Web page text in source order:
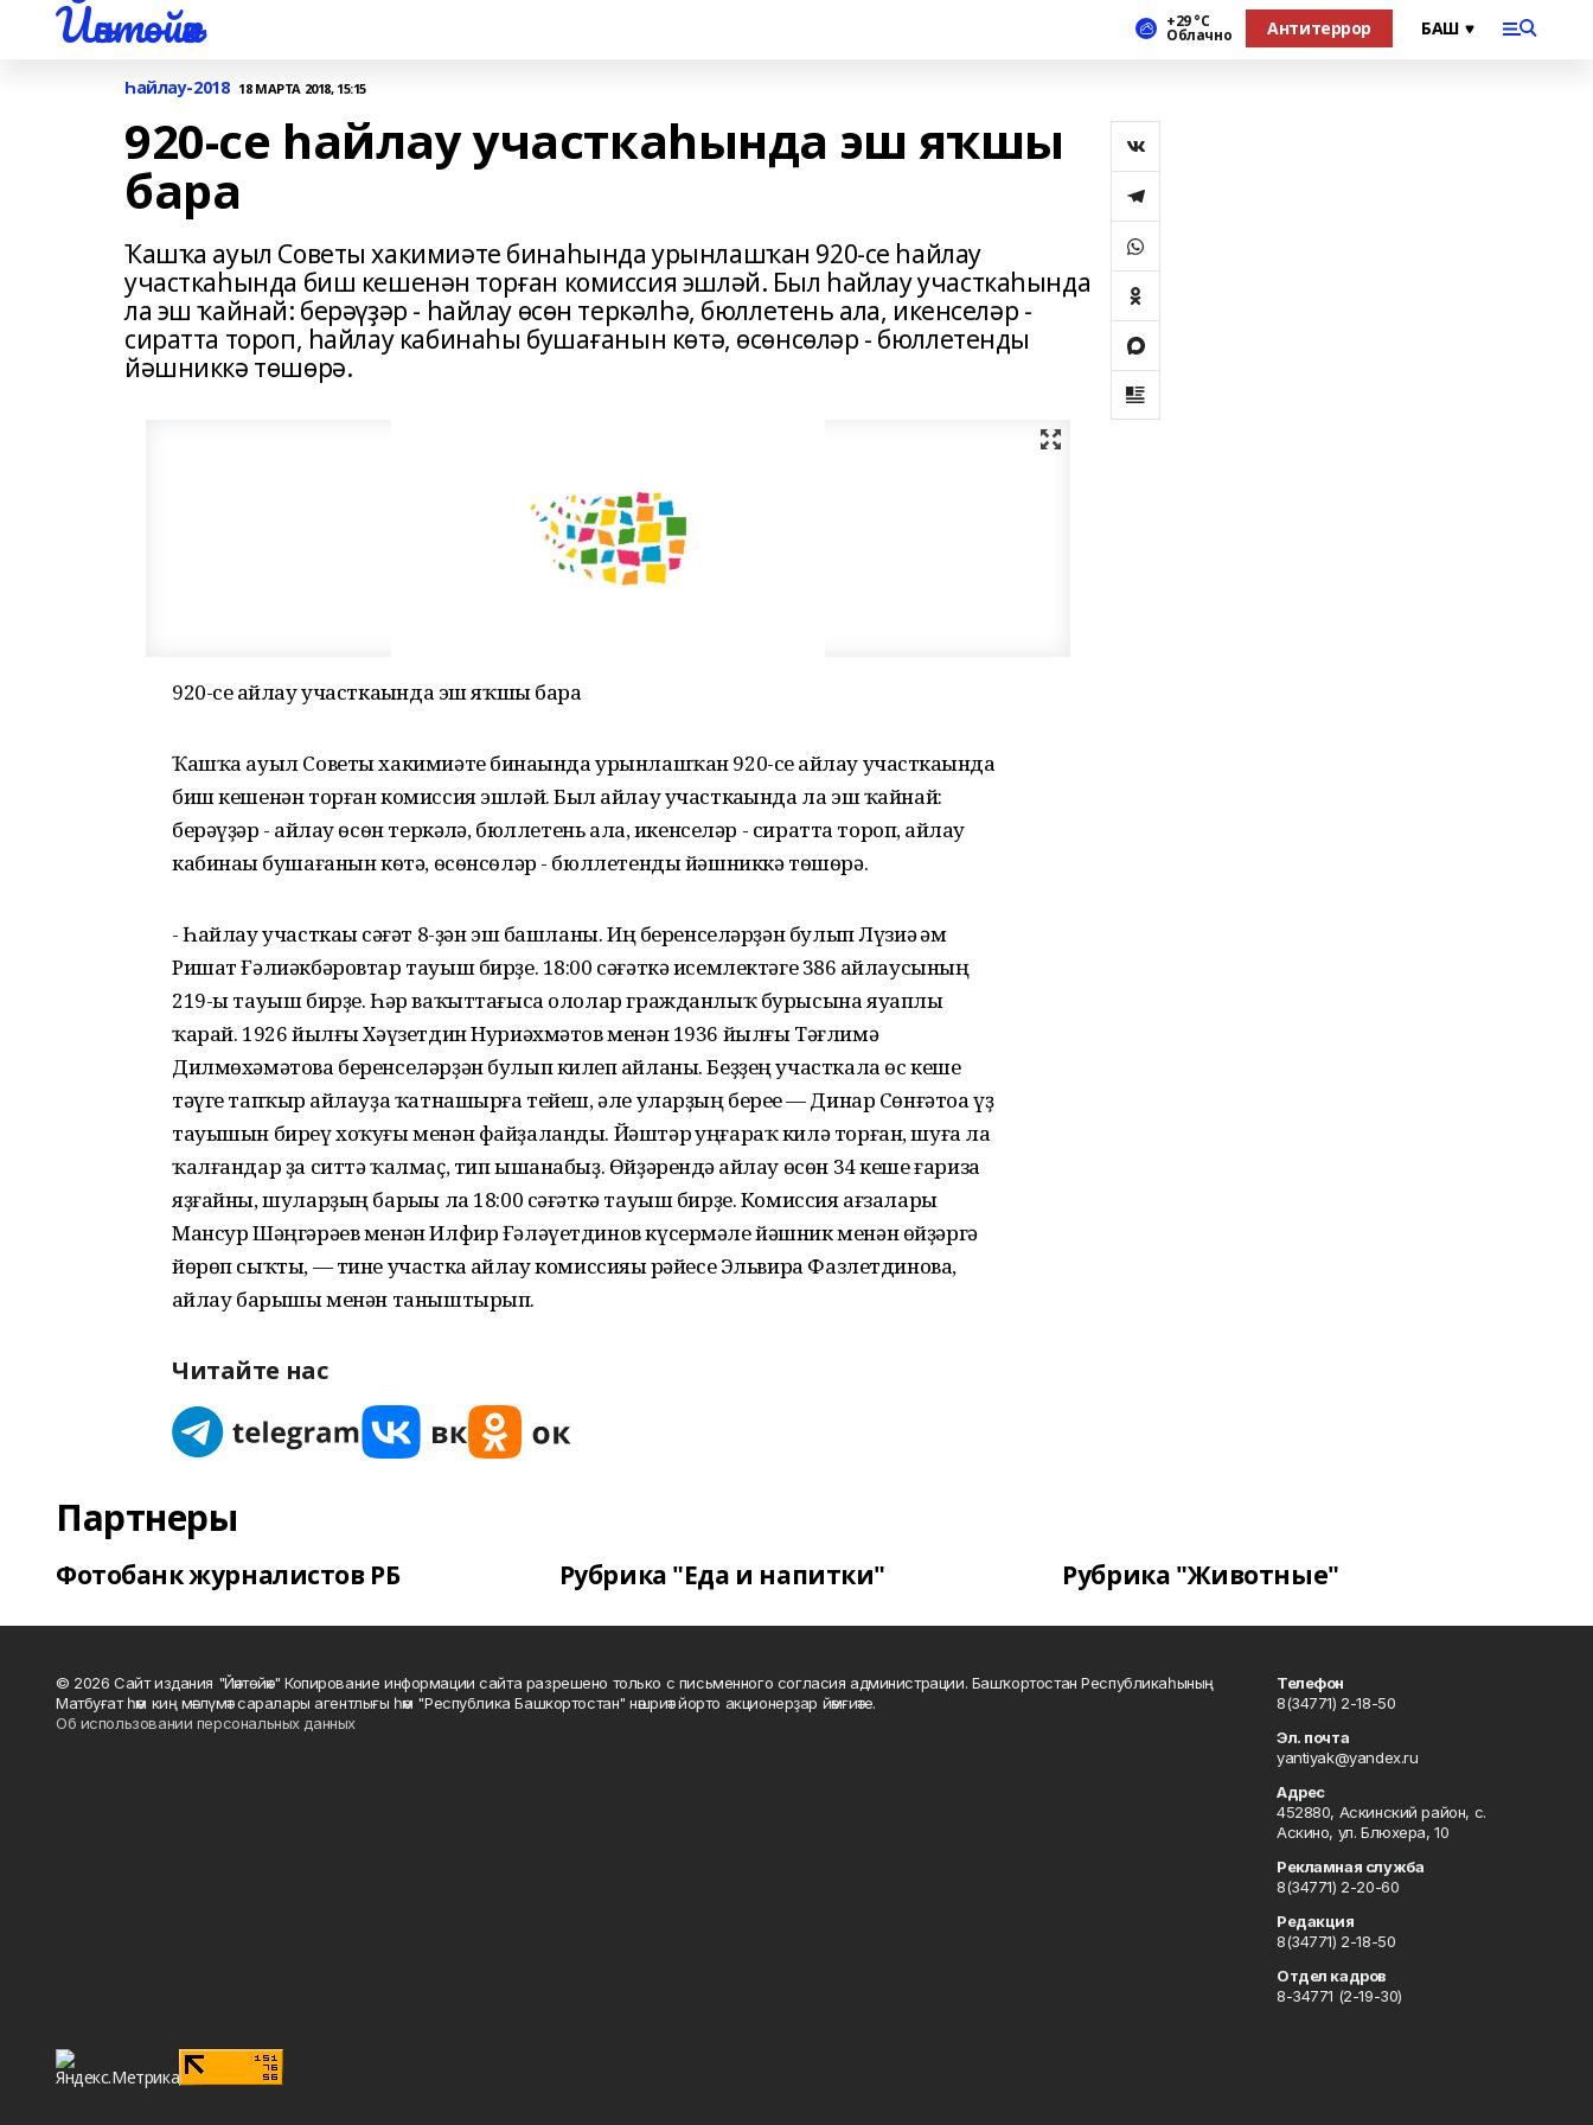
Йәнтөйәк +29 °С
Облачно Антитеррор
Һайлау-2018 18 МАРТА 2018, 15:15
920-се һайлау участкаһында эш яҡшы
бара
Ҡашҡа ауыл Советы хакимиәте бинаһында урынлашҡан 920-се һайлау
участкаһында биш кешенән торған комиссия эшләй. Был һайлау участкаһында
ла эш ҡайнай: берәүҙәр - һайлау ѳсѳн теркәлһә, бюллетень ала, икенселәр -
сиратта тороп, һайлау кабинаһы бушағанын кѳтә, ѳсѳнсѳләр - бюллетенды
йәшниккә тѳшѳрә.
920-се һайлау участкаһында эш яҡшы бара
Ҡашҡа ауыл Советы хакимиәте бинаһында урынлашҡан 920-се һайлау участкаһында
биш кешенән торған комиссия эшләй. Был һайлау участкаһында ла эш ҡайнай:
берәүҙәр - һайлау ѳсѳн теркәлһә, бюллетень ала, икенселәр - сиратта тороп, һайлау
кабинаһы бушағанын кѳтә, ѳсѳнсѳләр - бюллетенды йәшниккә тѳшѳрә.
- Һайлау участкаһы сәғәт 8-ҙән эш башланы. Иң беренселәрҙән булып Лүзиә һәм
Ришат Ғәлиәкбәровтар тауыш бирҙе. 18:00 сәғәткә исемлектәге 386 һайлаусының
219-ы тауыш бирҙе. Һәр ваҡыттағыса ололар гражданлыҡ бурысына яуаплы
ҡарай. 1926 йылғы Хәүзетдин Нуриәхмәтов менән 1936 йылғы Тәғлимә
Дилмөхәмәтова беренселәрҙән булып килеп һайланы. Беҙҙең участкала өс кеше
тәүге тапҡыр һайлауҙа ҡатнашырға тейеш, әле уларҙың береһе — Динар Сөнғәтоа үҙ
тауышын биреү хоҡуғы менән файҙаланды. Йәштәр һуңғараҡ килә торған, шуға ла
ҡалғандар ҙа ситтә ҡалмаҫ, тип ышанабыҙ. Өйҙәрендә һайлау өсөн 34 кеше ғариза
яҙғайны, шуларҙың барыһы ла 18:00 сәғәткә тауыш бирҙе. Комиссия ағзалары
Мансур Шәңгәрәев менән Илфир Ғәләүетдинов күсермәле йәшник менән өйҙәргә
йөрөп сыҡты, — тине участка һайлау комиссияһы рәйесе Эльвира Фазлетдинова,
һайлау барышы менән таныштырып.
Читайте нас
Партнеры
Фотобанк журналистов РБ Рубрика "Еда и напитки" Рубрика "Животные"
© 2026 Сайт издания "Йәнтөйәк" Копирование информации сайта разрешено только с письменного согласия администрации. Башҡортостан Республикаһының
Матбуғат һәм киң мәғлүмәт саралары агентлығы һәм "Республика Башкортостан" нәшриәт йорто акционерҙар йәмғиәте.
Об использовании персональных данных
Телефон
8(34771) 2-18-50
Эл. почта
yantiyak@yandex.ru
Адрес
452880, Аскинский район, с.
Аскино, ул. Блюхера, 10
Рекламная служба
8(34771) 2-20-60
Редакция
8(34771) 2-18-50
Отдел кадров
8-34771 (2-19-30)